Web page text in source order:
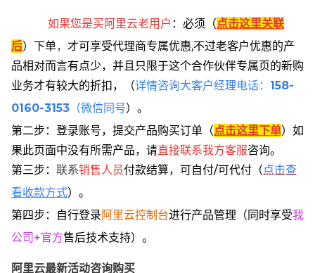
如果您是买阿里云老用户 ： 必须 （点击这里关联
后） 下单， 才可享受代理商专属优惠,不过老客户优惠的产
品相对而言有点少，并且只限于这个合作伙伴专属页的新购
业务才有较大的折扣，
（详情咨询大客户经理电话： 158-
0160-3153 （微信同号）。
第二步：登录账号，提交产品购买订单（点击这里下单） 如
果此页面中没有所需产品，请直接联系我方客服咨询。
第三步： 联系销售人员付款结算，可自付/可代付（点击查
看收款方式）。
第四步：自行登录阿里云控制台进行产品管理（同时享受我
公司+官方售后技术支持）。
阿里云最新活动咨询购买